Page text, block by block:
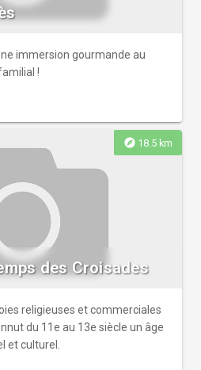
immersion gourmande au
!
explore 18.5 km
des Croisades
religieuses et commerciales
du 11e au 13e siècle un âge
et culturel.